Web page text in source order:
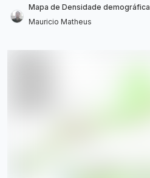
Mapa de Densidade demográfica
Mauricio Matheus